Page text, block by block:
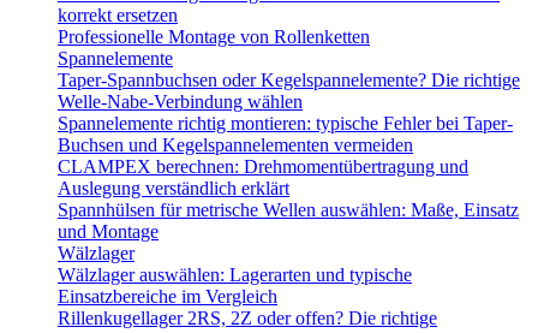
korrekt ersetzen
Professionelle Montage von Rollenketten
Spannelemente
Taper-Spannbuchsen oder Kegelspannelemente? Die richtige
Welle-Nabe-Verbindung wählen
Spannelemente richtig montieren: typische Fehler bei Taper-
Buchsen und Kegelspannelementen vermeiden
CLAMPEX berechnen: Drehmomentübertragung und
Auslegung verständlich erklärt
Spannhülsen für metrische Wellen auswählen: Maße, Einsatz
und Montage
Wälzlager
Wälzlager auswählen: Lagerarten und typische
Einsatzbereiche im Vergleich
Rillenkugellager 2RS, 2Z oder offen? Die richtige